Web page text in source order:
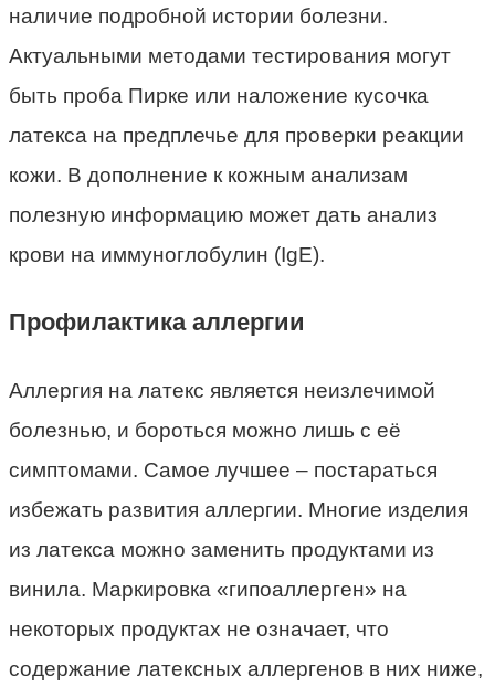
наличие подробной истории болезни.
Актуальными методами тестирования могут
быть проба Пирке или наложение кусочка
латекса на предплечье для проверки реакции
кожи. В дополнение к кожным анализам
полезную информацию может дать анализ
крови на иммуноглобулин (IgE).
Профилактика аллергии
Аллергия на латекс является неизлечимой
болезнью, и бороться можно лишь с её
симптомами. Самое лучшее – постараться
избежать развития аллергии. Многие изделия
из латекса можно заменить продуктами из
винила. Маркировка «гипоаллерген» на
некоторых продуктах не означает, что
содержание латексных аллергенов в них ниже,